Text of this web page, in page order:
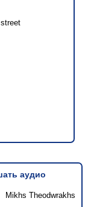
аудио
Mikhs Theodwrakhs